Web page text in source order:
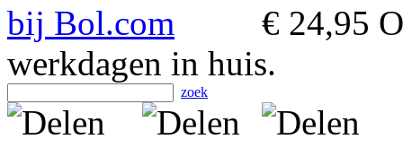
€ 24,95
werkdagen in huis.
zoek